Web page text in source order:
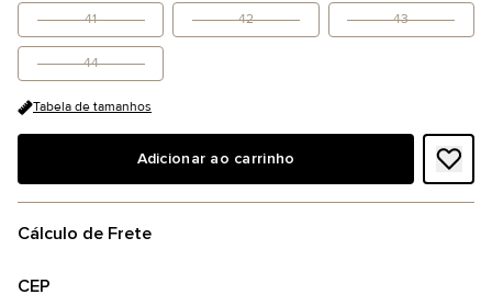
41 42 43
44
Tabela de tamanhos
Adicionar ao carrinho
Cálculo de Frete
CEP